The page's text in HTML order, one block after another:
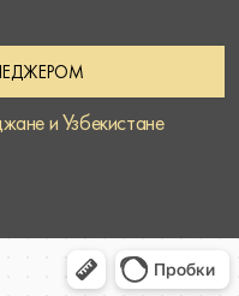
и Узбекистане